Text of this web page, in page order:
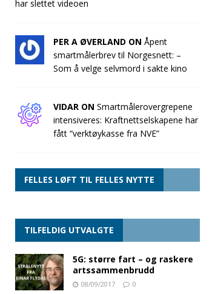
har slettet videoen
PER A ØVERLAND ON Åpent
smartmålerbrev til Norgesnett: –
Som å velge selvmord i sakte kino
VIDAR ON Smartmålerovergrepene
intensiveres: Kraftnettselskapene har
fått “verktøykasse fra NVE”
FELLES LØFT TIL FELLES NYTTE
TILFELDIG UTVALGTE
5G: større fart – og raskere
artssammenbrudd
08/09/2017 0